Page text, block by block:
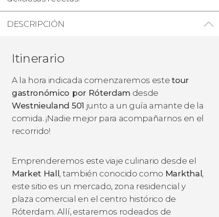
DESCRIPCIÓN
Itinerario
A la hora indicada comenzaremos estetour
gastronómico por Róterdam desde
Westnieuland 501 junto a un guía amante de la
comida. ¡Nadie mejor para acompañarnos en el
recorrido!
Emprenderemos este viaje culinario desde el
Market Hall, también conocido como Markthal,
este sitio es un mercado, zona residencial y
plaza comercial en el centro histórico de
Róterdam. Allí, estaremos rodeados de